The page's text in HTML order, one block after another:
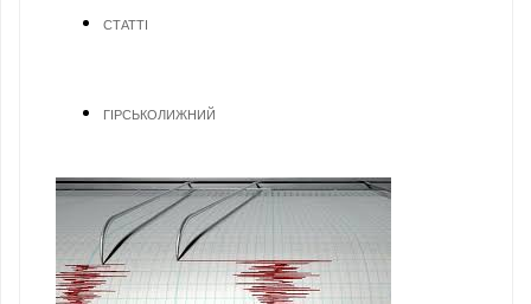
СТАТТІ
ГІРСЬКОЛИЖНИЙ